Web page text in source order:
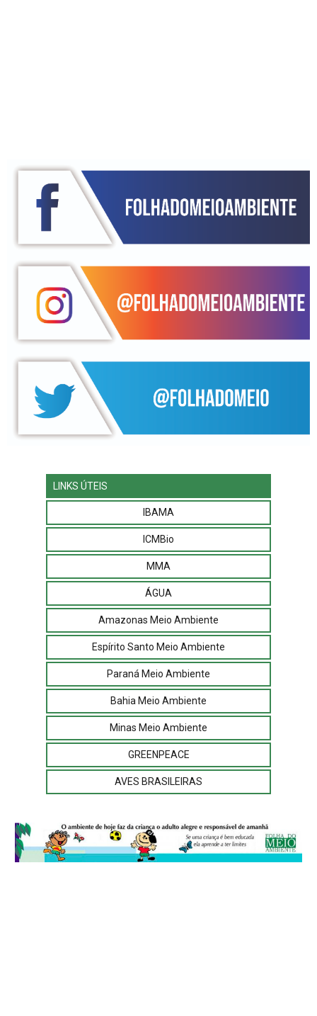
LINKS ÚTEIS
IBAMA
ICMBio
MMA
ÁGUA
Amazonas Meio Ambiente
Espírito Santo Meio Ambiente
Paraná Meio Ambiente
Bahia Meio Ambiente
Minas Meio Ambiente
GREENPEACE
AVES BRASILEIRAS